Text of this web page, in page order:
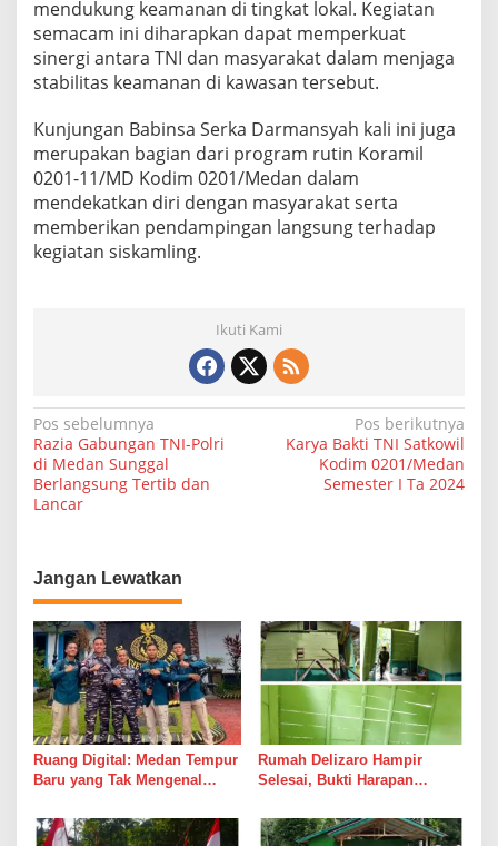
u
r
a
a
M
a
b
r
H
i
mendukung keamanan di tingkat lokal. Kegiatan
semacam ini diharapkan dapat memperkuat
sinergi antara TNI dan masyarakat dalam menjaga
stabilitas keamanan di kawasan tersebut.
Kunjungan Babinsa Serka Darmansyah kali ini juga
merupakan bagian dari program rutin Koramil
0201-11/MD Kodim 0201/Medan dalam
mendekatkan diri dengan masyarakat serta
memberikan pendampingan langsung terhadap
kegiatan siskamling.
Ikuti Kami
N
a
v
a
s
i
p
o
s
Pos sebelumnya
Razia Gabungan TNI-Polri
di Medan Sunggal
Berlangsung Tertib dan
Lancar
Pos berikutnya
Karya Bakti TNI Satkowil
Kodim 0201/Medan
Semester I Ta 2024
Jangan Lewatkan
Ruang Digital: Medan Tempur
Baru yang Tak Mengenal
Rumah Delizaro Hampir
Selesai, Bukti Harapan
Suara Palu dan Semen